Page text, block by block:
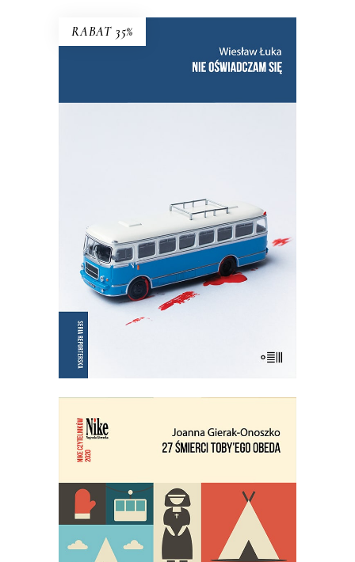
RABAT 35%
35.75
KSIĄŻKA DO KOSZYKA
27 ŚMIERCI TOBY’EGO OBEDA